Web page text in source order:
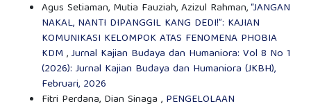
Agus Setiaman, Mutia Fauziah, Azizul Rahman,“JANGAN
NAKAL, NANTI DIPANGGIL KANG DEDI!”: KAJIAN
KOMUNIKASI KELOMPOK ATAS FENOMENA PHOBIA
KDM,Jurnal Kajian Budaya dan Humaniora: Vol 8 No 1
(2026): Jurnal Kajian Budaya dan Humaniora (JKBH),
Februari, 2026
Fitri Perdana, Dian Sinaga , PENGELOLAAN